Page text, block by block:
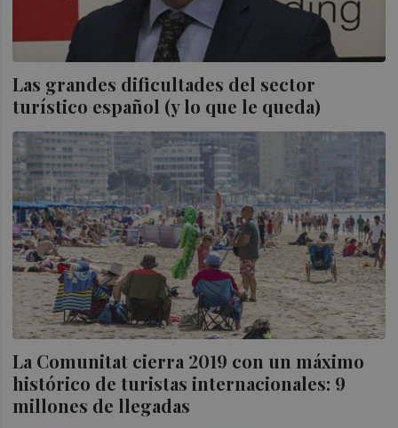
Las grandes dificultades del sector
turístico español (y lo que le queda)
La Comunitat cierra 2019 con un máximo
histórico de turistas internacionales: 9
millones de llegadas